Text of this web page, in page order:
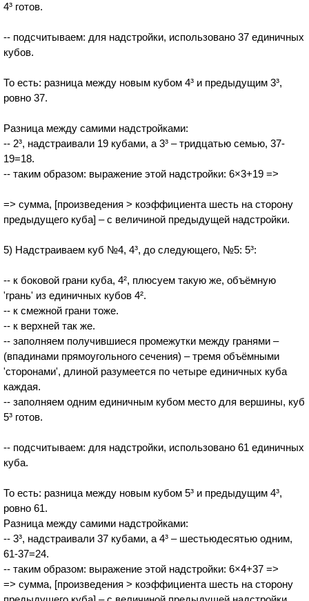
4³ готов.
-- подсчитываем: для надстройки, использовано 37 единичных
кубов.
То есть: разница между новым кубом 4³ и предыдущим 3³,
ровно 37.
Разница между самими надстройками:
-- 2³, надстраивали 19 кубами, а 3³ – тридцатью семью, 37-
19=18.
-- таким образом: выражение этой надстройки: 6×3+19 =>
=> сумма, [произведения > коэффициента шесть на сторону
предыдущего куба] – с величиной предыдущей надстройки.
5) Надстраиваем куб №4, 4³, до следующего, №5: 5³:
-- к боковой грани куба, 4², плюсуем такую же, объёмную
'грань' из единичных кубов 4².
-- к смежной грани тоже.
-- к верхней так же.
-- заполняем получившиеся промежутки между гранями –
(впадинами прямоугольного сечения) – тремя объёмными
'сторонами', длиной разумеется по четыре единичных куба
каждая.
-- заполняем одним единичным кубом место для вершины, куб
5³ готов.
-- подсчитываем: для надстройки, использовано 61 единичных
куба.
То есть: разница между новым кубом 5³ и предыдущим 4³,
ровно 61.
Разница между самими надстройками:
-- 3³, надстраивали 37 кубами, а 4³ – шестьюдесятью одним,
61-37=24.
-- таким образом: выражение этой надстройки: 6×4+37 =>
=> сумма, [произведения > коэффициента шесть на сторону